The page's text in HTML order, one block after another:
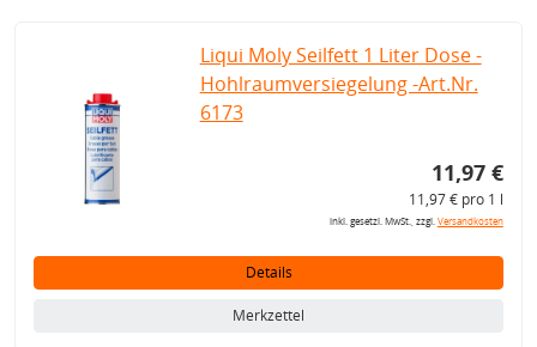
Liqui Moly Seilfett 1 Liter Dose -
Hohlraumversiegelung -Art.Nr.
6173
11,97 €
11,97 € pro 1 l
inkl. gesetzl. MwSt., zzgl.Versandkosten
Details
Merkzettel